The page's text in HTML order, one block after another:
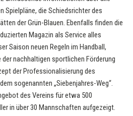
Spielpläne, die Schiedsrichter des
der Grün-Blauen. Ebenfalls finden die
Magazin als Service alles
Saison neuen Regeln im Handball,
nachhaltigen sportlichen Förderung
der Professionalisierung des
sogenannten „Siebenjahres-Weg“.
des Vereins für etwa 500
in über 30 Mannschaften aufgezeigt.